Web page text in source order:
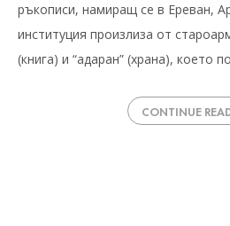
ръкописи, намиращ се в Ереван,
институция произлиза от
(книга) и “адаран” (храна), което
CONTINUE